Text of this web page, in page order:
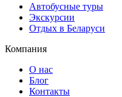
Автобусные туры
Экскурсии
Отдых в Беларуси
Компания
О нас
Блог
Контакты